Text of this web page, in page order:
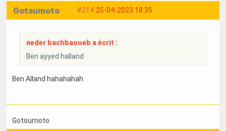
#214 25-04-2023 18:35
Gotsumoto
neder bachbaoueb a écrit :
Ben ayyed halland
Ben Alland hahahahah
Gotsumoto